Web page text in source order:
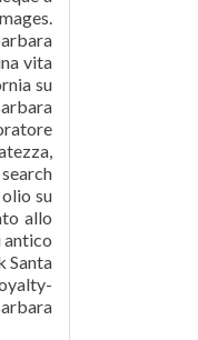
vita
su
su
allo
antico
Santa